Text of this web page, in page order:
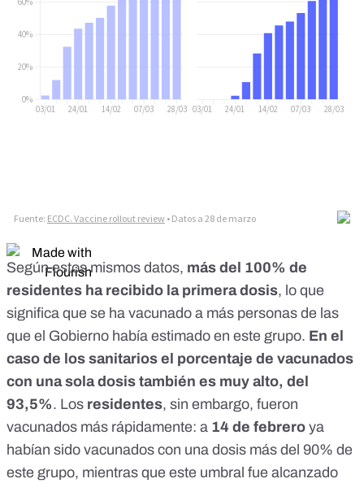
Según estos mismos datos, más del 100% de
residentes ha recibido la primera dosis, lo que
significa que se ha vacunado a más personas de las
que el Gobierno había estimado en este grupo. En el
caso de los sanitarios el porcentaje de vacunados
con una sola dosis también es muy alto, del
93,5%. Los residentes, sin embargo, fueron
vacunados más rápidamente: a 14 de febrero ya
habían sido vacunados con una dosis más del 90% de
este grupo, mientras que este umbral fue alcanzado